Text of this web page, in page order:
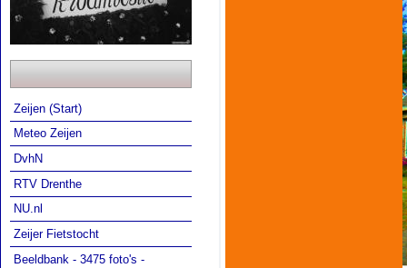
Zeijen (Start)
Meteo Zeijen
DvhN
RTV Drenthe
NU.nl
Zeijer Fietstocht
Beeldbank - 3475 foto's -